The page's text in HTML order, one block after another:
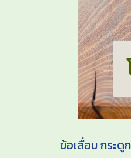
ข้อเสื่อม กระดู